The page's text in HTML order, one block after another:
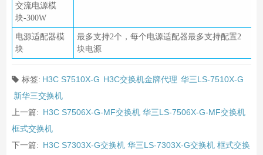
交流电源模
块-300W
电源适配器模
块
最多支持2个，每个电源适配器最多支持配置2
块电源
标签: H3C S7510X-G H3C交换机金牌代理 华三LS-7510X-G
新华三交换机
上一篇: H3C S7506X-G-MF交换机 华三LS-7506X-G-MF交换机
框式交换机
下一篇: H3C S7303X-G交换机 华三LS-7303X-G交换机 框式交换